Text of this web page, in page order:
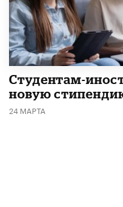
Студентам-
новую
24 МАРТА